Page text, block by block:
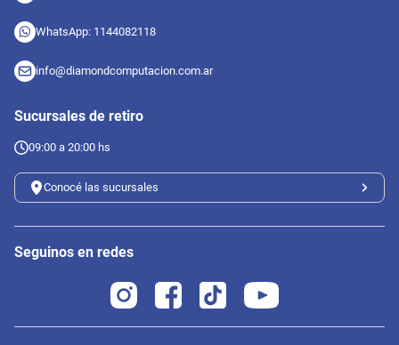
WhatsApp: 1144082118
info@diamondcomputacion.com.ar
Sucursales de retiro
09:00 a 20:00 hs
Conocé las sucursales
Seguinos en redes